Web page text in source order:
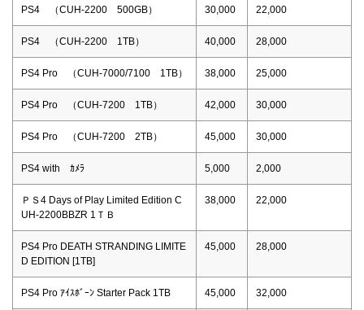
PS4 （CUH-2200 500GB） 30,000 22,000
PS4 （CUH-2200 1TB） 40,000 28,000
PS4 Pro （CUH-7000/7100 1TB） 38,000 25,000
PS4 Pro （CUH-7200 1TB） 42,000 30,000
PS4 Pro （CUH-7200 2TB） 45,000 30,000
PS4 with ｶﾒﾗ 5,000 2,000
ＰＳ4 Days of Play Limited Edition C
UH-2200BBZR 1ＴＢ
38,000 22,000
PS4 Pro DEATH STRANDING LIMITE
D EDITION [1TB]
45,000 28,000
PS4 Pro ｱｲｽﾎﾞｰﾝ Starter Pack 1TB 45,000 32,000